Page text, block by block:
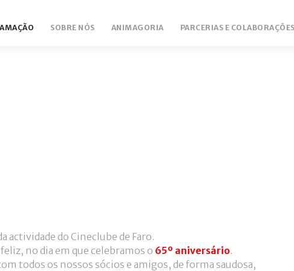
SOBRE NÓS ANIMAGORIA PARCERIAS E COLABORAÇÕES
actividade do Cineclube de Faro.
no dia em que celebramos o 65º aniversário.
todos os nossos sócios e amigos, de forma saudosa,